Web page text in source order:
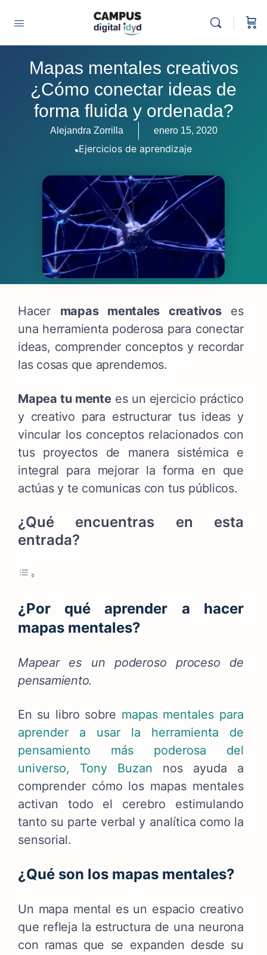
Mapas mentales creativos
¿Cómo conectar ideas de
forma fluida y ordenada?
Alejandra Zorrilla enero 15, 2020
Ejercicios de aprendizaje
Hacer mapas mentales creativoses
una herramienta poderosa para conectar
ideas, comprender conceptos y recordar
las cosas que aprendemos.
Mapea tu mentees un ejercicio práctico
y creativo para estructurar tus ideas y
vincular los conceptos relacionados con
tus proyectos de manera sistémica e
integral para mejorar la forma en que
actúas y te comunicas con tus públicos.
¿Qué encuentras en esta
entrada?
¿Por qué aprender a hacer
mapas mentales?
Mapear es un poderoso proceso de
pensamiento.
En su libro sobre mapas mentales para
aprender a usar la herramienta de
pensamiento más poderosa del
universo, Tony Buzan nos ayuda a
comprender cómo los mapas mentales
activan todo el cerebro estimulando
tanto su parte verbal y analítica como la
sensorial.
¿Qué son los mapas mentales?
Un mapa mental es un espacio creativo
que refleja la estructura de una neurona
con ramas que se expanden desde su